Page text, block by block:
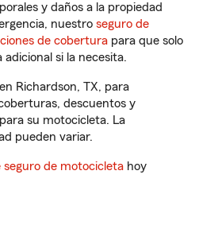
y daños a la propiedad
nuestro seguro de
de cobertura para que solo
si la necesita.
Richardson, TX, para
descuentos y
su motocicleta. La
pueden variar.
seguro de motocicleta hoy